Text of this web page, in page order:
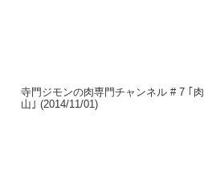
寺門ジモンの肉専門チャンネル # 7 ｢肉
山｣ (2014/11/01)